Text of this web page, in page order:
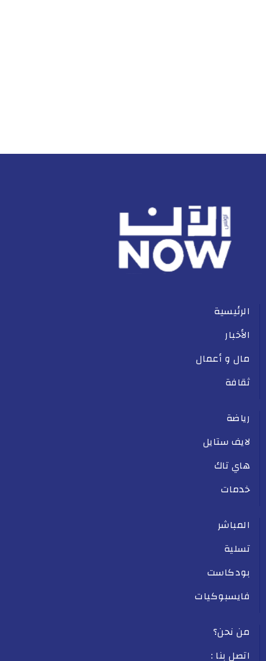
الرئيسية
الأخبار
مال و أعمال
ثقافة
رياضة
لايف ستايل
هاي تاك
خدمات
المباشر
تسلية
بودكاست
فايسبوكيات
من نحن؟
اتصل بنا :